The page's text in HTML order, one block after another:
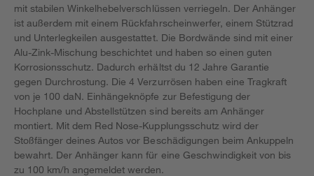
mit stabilen Winkelhebelverschlüssen verriegeln. Der Anhänger
ist außerdem mit einem Rückfahrscheinwerfer, einem Stützrad
und Unterlegkeilen ausgestattet. Die Bordwände sind mit einer
Alu-Zink-Mischung beschichtet und haben so einen guten
Korrosionsschutz. Dadurch erhältst du 12 Jahre Garantie
gegen Durchrostung. Die 4 Verzurrösen haben eine Tragkraft
von je 100 daN. Einhängeknöpfe zur Befestigung der
Hochplane und Abstellstützen sind bereits am Anhänger
montiert. Mit dem Red Nose-Kupplungsschutz wird der
Stoßfänger deines Autos vor Beschädigungen beim Ankuppeln
bewahrt. Der Anhänger kann für eine Geschwindigkeit von bis
zu 100 km/h angemeldet werden.